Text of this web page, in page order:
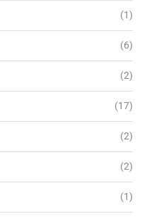
(1)
(6)
(2)
(17)
(2)
(2)
(1)